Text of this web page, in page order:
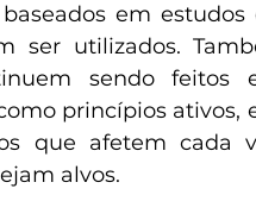
baseados em
ser utilizados.
sendo feitos
princípios ativos,
que afetem
alvos.